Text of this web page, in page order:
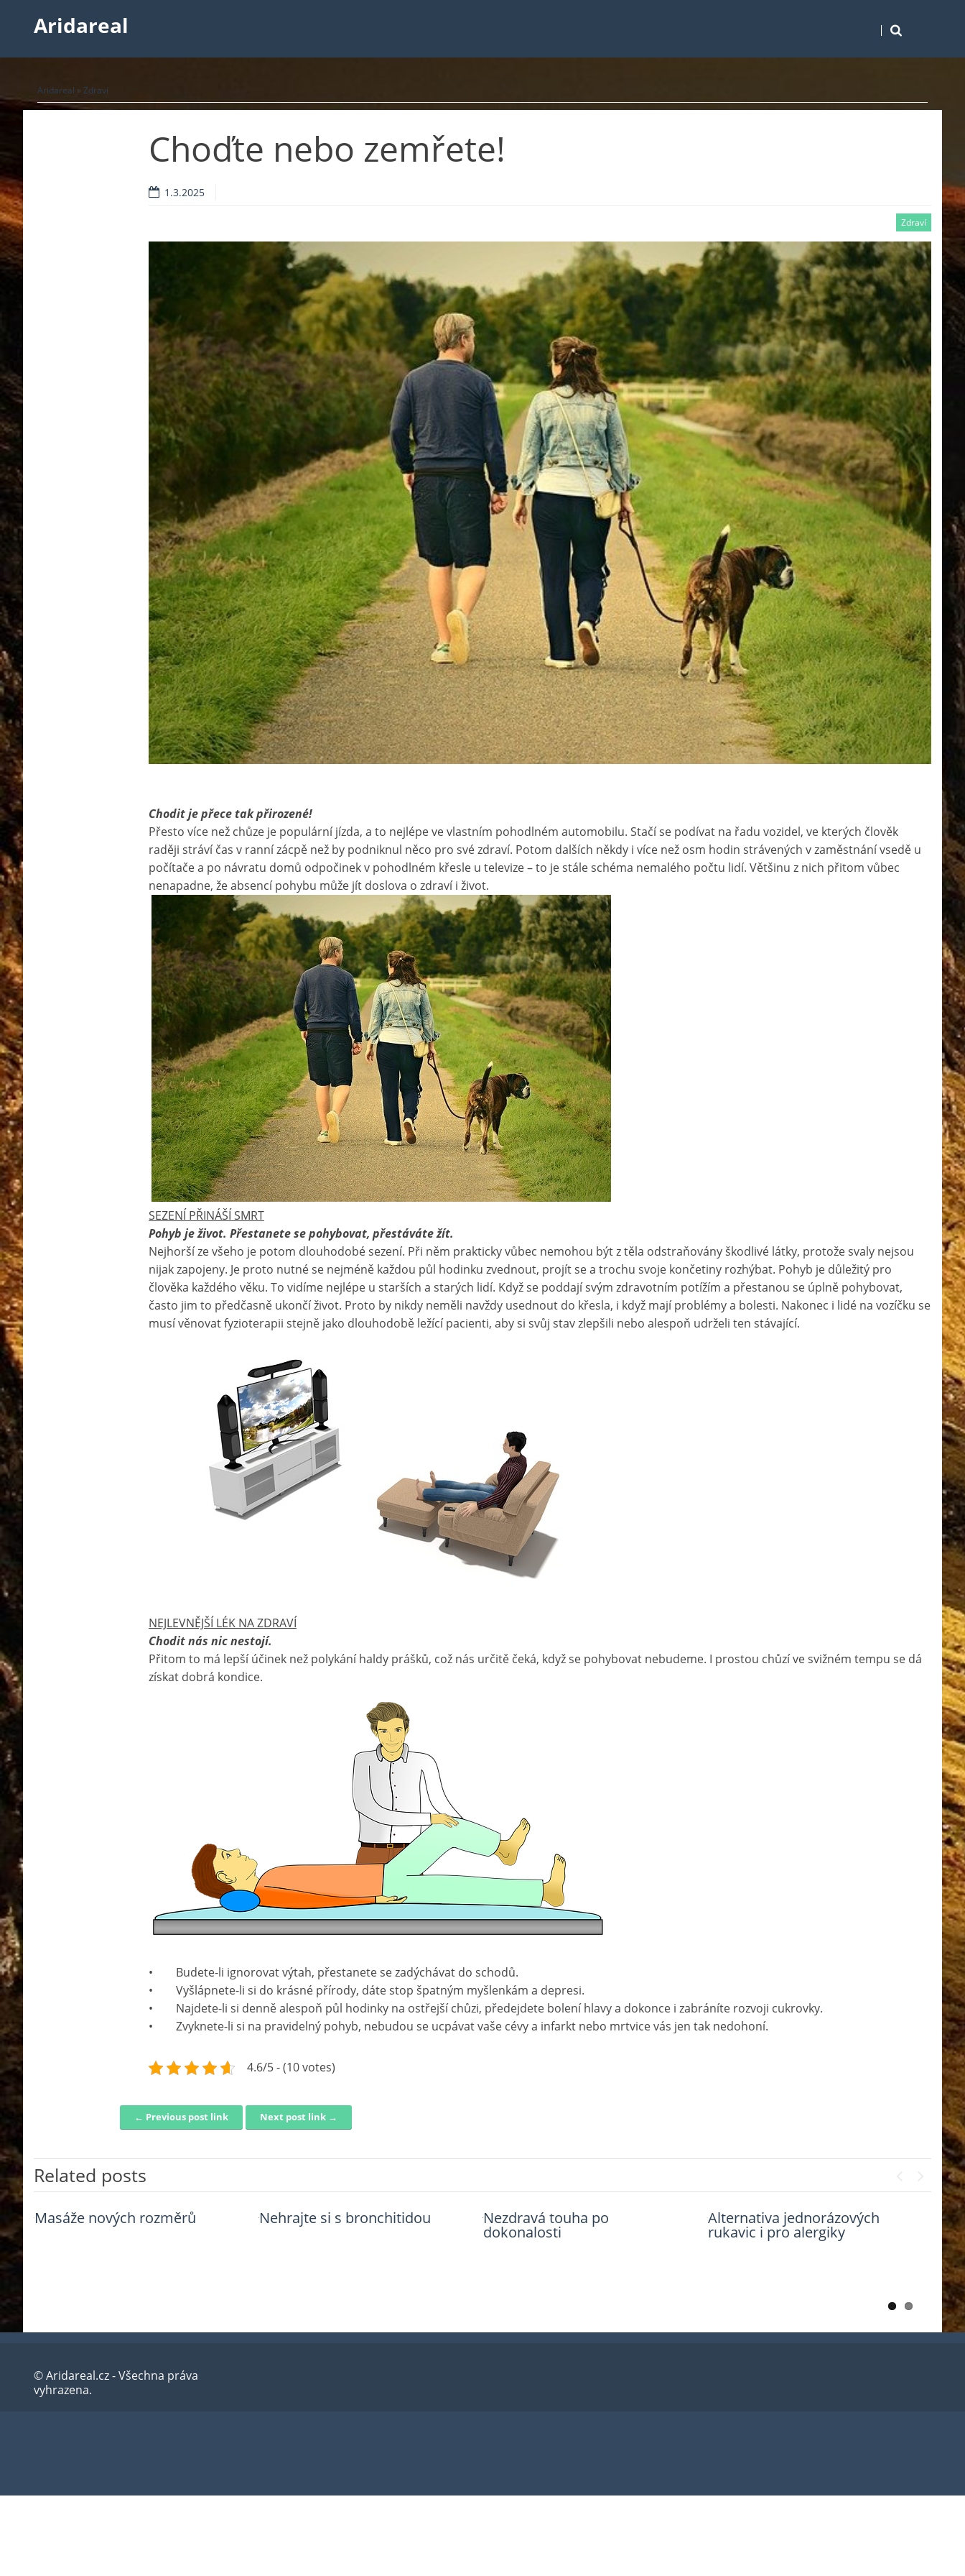
Aridareal
Aridareal » Zdraví
Choďte nebo zemřete!
1.3.2025
Zdraví
Chodit je přece tak přirozené!
Přesto více než chůze je populární jízda, a to nejlépe ve vlastním pohodlném automobilu. Stačí se podívat na řadu vozidel, ve kterých člověk
raději stráví čas v ranní zácpě než by podniknul něco pro své zdraví. Potom dalších někdy i více než osm hodin strávených v zaměstnání vsedě u
počítače a po návratu domů odpočinek v pohodlném křesle u televize – to je stále schéma nemalého počtu lidí. Většinu z nich přitom vůbec
nenapadne, že absencí pohybu může jít doslova o zdraví i život.
SEZENÍ PŘINÁŠÍ SMRT
Pohyb je život. Přestanete se pohybovat, přestáváte žít.
Nejhorší ze všeho je potom dlouhodobé sezení. Při něm prakticky vůbec nemohou být z těla odstraňovány škodlivé látky, protože svaly nejsou
nijak zapojeny. Je proto nutné se nejméně každou půl hodinku zvednout, projít se a trochu svoje končetiny rozhýbat. Pohyb je důležitý pro
člověka každého věku. To vidíme nejlépe u starších a starých lidí. Když se poddají svým zdravotním potížím a přestanou se úplně pohybovat,
často jim to předčasně ukončí život. Proto by nikdy neměli navždy usednout do křesla, i když mají problémy a bolesti. Nakonec i lidé na vozíčku se
musí věnovat fyzioterapii stejně jako dlouhodobě ležící pacienti, aby si svůj stav zlepšili nebo alespoň udrželi ten stávající.
NEJLEVNĚJŠÍ LÉK NA ZDRAVÍ
Chodit nás nic nestojí.
Přitom to má lepší účinek než polykání haldy prášků, což nás určitě čeká, když se pohybovat nebudeme. I prostou chůzí ve svižném tempu se dá
získat dobrá kondice.
• Budete-li ignorovat výtah, přestanete se zadýchávat do schodů.
• Vyšlápnete-li si do krásné přírody, dáte stop špatným myšlenkám a depresi.
• Najdete-li si denně alespoň půl hodinky na ostřejší chůzi, předejdete bolení hlavy a dokonce i zabráníte rozvoji cukrovky.
• Zvyknete-li si na pravidelný pohyb, nebudou se ucpávat vaše cévy a infarkt nebo mrtvice vás jen tak nedohoní.
4.6/5 - (10 votes)
Post navigation← Previous post link Next post link →
Related posts
Masáže nových rozměrů Nehrajte si s bronchitidou Nezdravá touha po
dokonalosti
Alternativa jednorázových
rukavic i pro alergiky
Jak vyzrát nad vysokým
cholesterolem
Nečekaný návštěvník Detoxikace jater Nenechte si úzkost přerůst
přes hlavu
Previous
© Aridareal.cz - Všechna práva
vyhrazena.